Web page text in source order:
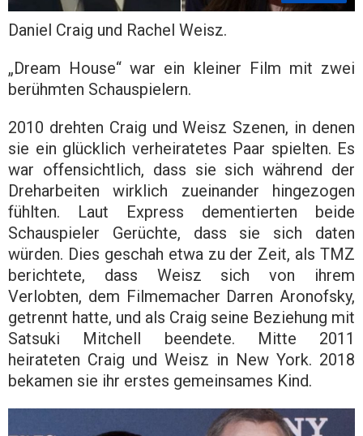
Daniel Craig und Rachel Weisz.
„Dream House“ war ein kleiner Film mit zwei
berühmten Schauspielern.
2010 drehten Craig und Weisz Szenen, in denen
sie ein glücklich verheiratetes Paar spielten. Es
war offensichtlich, dass sie sich während der
Dreharbeiten wirklich zueinander hingezogen
fühlten. Laut Express dementierten beide
Schauspieler Gerüchte, dass sie sich daten
würden. Dies geschah etwa zu der Zeit, als TMZ
berichtete, dass Weisz sich von ihrem
Verlobten, dem Filmemacher Darren Aronofsky,
getrennt hatte, und als Craig seine Beziehung mit
Satsuki Mitchell beendete. Mitte 2011
heirateten Craig und Weisz in New York. 2018
bekamen sie ihr erstes gemeinsames Kind.